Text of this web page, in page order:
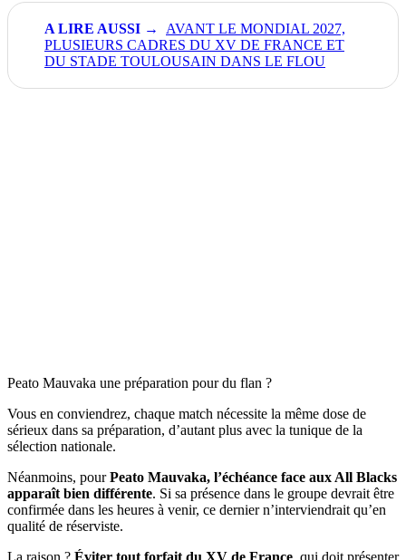
AVANT LE MONDIAL 2027,
PLUSIEURS CADRES DU XV DE FRANCE ET
DU STADE TOULOUSAIN DANS LE FLOU
Peato Mauvaka une préparation pour du flan ?
Vous en conviendrez, chaque match nécessite la même dose de
sérieux dans sa préparation, d’autant plus avec la tunique de la
sélection nationale.
Néanmoins, pourPeato Mauvaka, l’échéance face aux All Blacks
apparaît bien différente. Si sa présence dans le groupe devrait être
confirmée dans les heures à venir, ce dernier n’interviendrait qu’en
qualité de réserviste.
La raison ? Éviter tout forfait du XV de France , qui doit présenter